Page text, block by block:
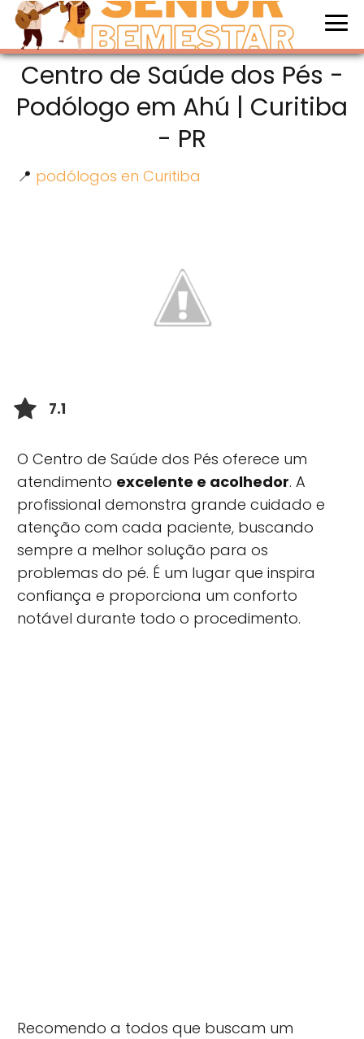
Centro de Saúde dos Pés -
Podólogo em Ahú | Curitiba
- PR
📍 podólogos en Curitiba
7.1
O Centro de Saúde dos Pés oferece um
atendimento excelente e acolhedor. A
profissional demonstra grande cuidado e
atenção com cada paciente, buscando
sempre a melhor solução para os
problemas do pé. É um lugar que inspira
confiança e proporciona um conforto
notável durante todo o procedimento.
Recomendo a todos que buscam um